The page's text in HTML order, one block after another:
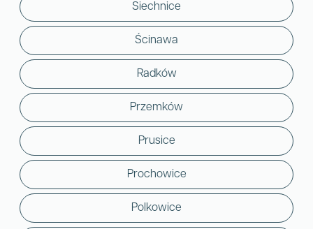
Siechnice
Ścinawa
Radków
Przemków
Prusice
Prochowice
Polkowice